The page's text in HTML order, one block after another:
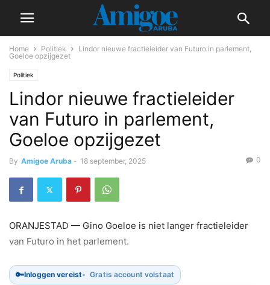
Home Politiek
Lindor nieuwe fractieleider van Futuro in parlement,
Goeloe opzijgezet
Politiek
Lindor nieuwe fractieleider
van Futuro in parlement,
Goeloe opzijgezet
By Amigoe Aruba - 18 september, 2025 0
ORANJESTAD — Gino Goeloe is niet langer fractieleider
van Futuro in het parlement.
🔑Inloggen vereist Gratis account volstaat